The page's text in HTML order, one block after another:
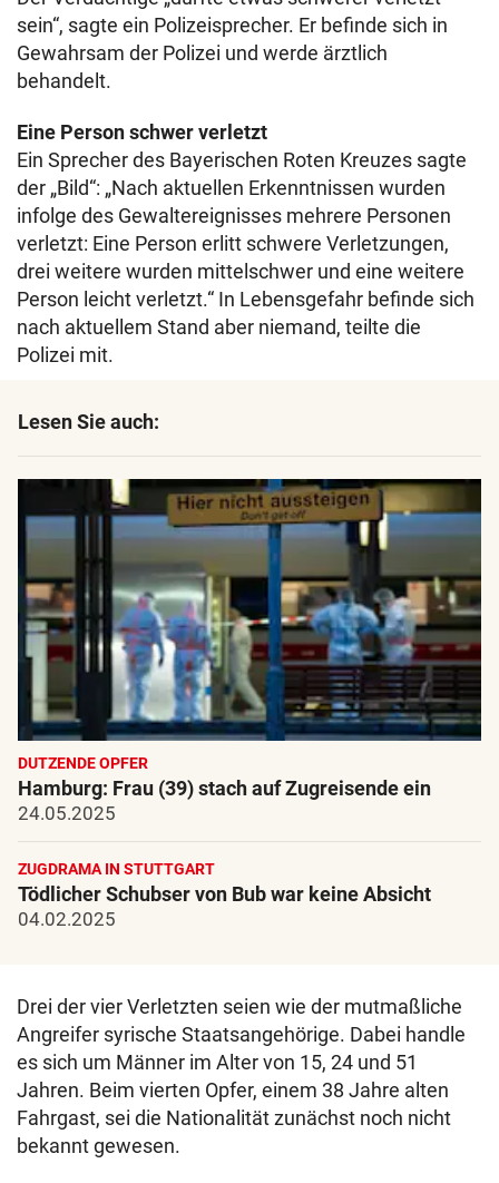
sein“, sagte ein Polizeisprecher. Er befinde sich in
Gewahrsam der Polizei und werde ärztlich
behandelt.
Eine Person schwer verletzt
Ein Sprecher des Bayerischen Roten Kreuzes sagte
der „Bild“: „Nach aktuellen Erkenntnissen wurden
infolge des Gewaltereignisses mehrere Personen
verletzt: Eine Person erlitt schwere Verletzungen,
drei weitere wurden mittelschwer und eine weitere
Person leicht verletzt.“ In Lebensgefahr befinde sich
nach aktuellem Stand aber niemand, teilte die
Polizei mit.
Lesen Sie auch:
DUTZENDE OPFER
Hamburg: Frau (39) stach auf Zugreisende ein
24.05.2025
ZUGDRAMA IN STUTTGART
Tödlicher Schubser von Bub war keine Absicht
04.02.2025
Drei der vier Verletzten seien wie der mutmaßliche
Angreifer syrische Staatsangehörige. Dabei handle
es sich um Männer im Alter von 15, 24 und 51
Jahren. Beim vierten Opfer, einem 38 Jahre alten
Fahrgast, sei die Nationalität zunächst noch nicht
bekannt gewesen.